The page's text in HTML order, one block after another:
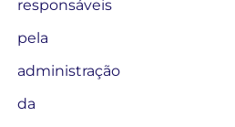
responsáveis
pela
administração
da